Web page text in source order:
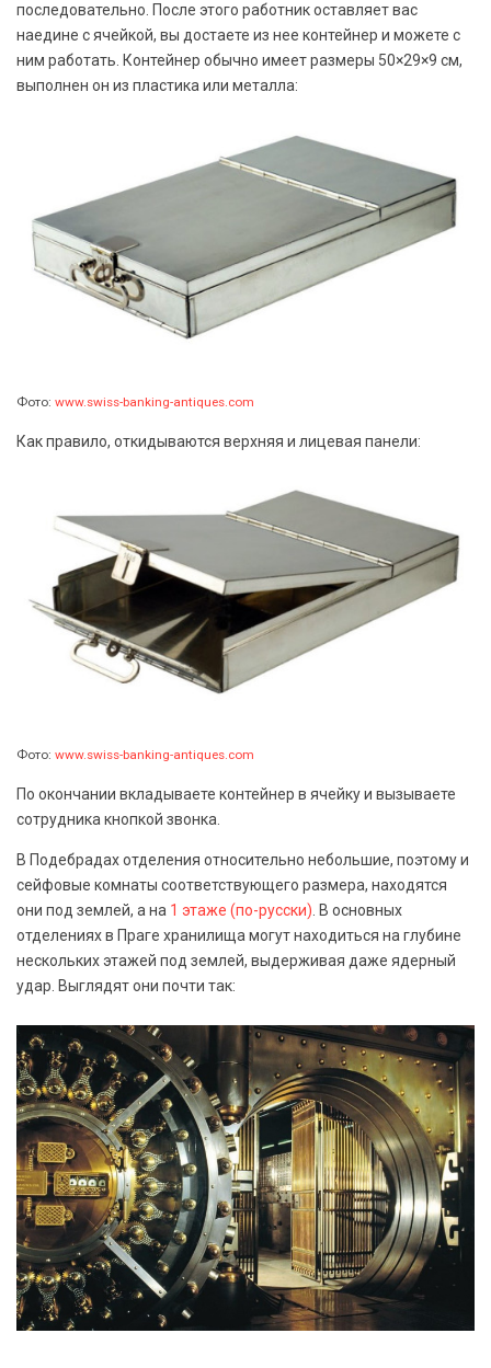
последовательно. После этого работник оставляет вас
наедине с ячейкой, вы достаете из нее контейнер и можете с
ним работать. Контейнер обычно имеет размеры 50×29×9 см,
выполнен он из пластика или металла:
Фото: www.swiss-banking-antiques.com
Как правило, откидываются верхняя и лицевая панели:
Фото: www.swiss-banking-antiques.com
По окончании вкладываете контейнер в ячейку и вызываете
сотрудника кнопкой звонка.
В Подебрадах отделения относительно небольшие, поэтому и
сейфовые комнаты соответствующего размера, находятся
они под землей, а на 1 этаже (по-русски) . В основных
отделениях в Праге хранилища могут находиться на глубине
нескольких этажей под землей, выдерживая даже ядерный
удар. Выглядят они почти так: